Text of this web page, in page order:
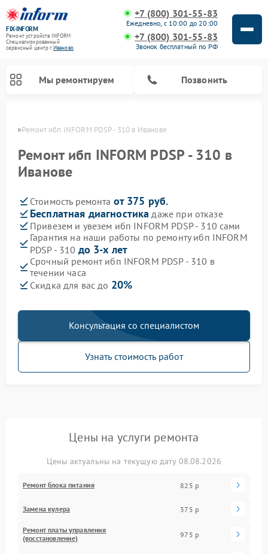
FIX-INFORM
Ремонт устройств INFORM
Специализированный
cервисный центр г.Иваново
+7 (800) 301-55-83
Ежедневно, с 10:00 до 20:00
+7 (800) 301-55-83
Звонок бесплатный по РФ
Мы ремонтируем Позвонить
Ремонт ибп INFORM PDSP - 310 в Иванове
Ремонт ибп INFORM PDSP - 310 в
Иванове
Стоимость ремонта от 375 руб.
Бесплатная диагностика даже при отказе
Привезем и увезем ибп INFORM PDSP - 310 сами
Гарантия на наши работы по ремонту ибп INFORM
PDSP - 310 до 3-х лет
Срочный ремонт ибп INFORM PDSP - 310 в
течении часа
Скидка для вас до 20%
Консультация со специалистом
Узнать стоимость работ
Цены на услуги ремонта
Цены актуальны на текущую дату 08.08.2026
Ремонт блока питания 825 р
Замена кулера 375 р
Ремонт платы управления
(восстановление)
975 р